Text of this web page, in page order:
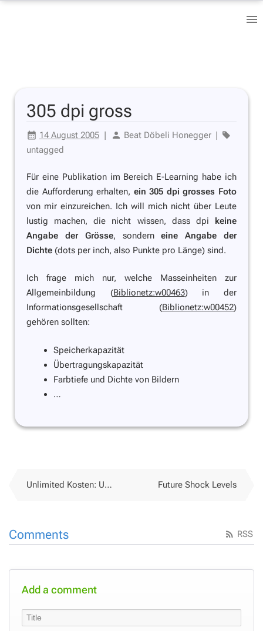
305 dpi gross
14 August 2005 | Beat Döbeli Honegger |
untagged
Für eine Publikation im Bereich E-Learning habe ich
die Aufforderung erhalten, ein 305 dpi grosses Foto
von mir einzureichen. Ich will mich nicht über Leute
lustig machen, die nicht wissen, dass dpi keine
Angabe der Grösse, sonderneine Angabe der
Dichte (dots per inch, also Punkte pro Länge) sind.
Ich frage mich nur, welche Masseinheiten zur
Allgemeinbildung (Biblionetz:w00463) in der
Informationsgesellschaft (Biblionetz:w00452)
gehören sollten:
Speicherkapazität
Übertragungskapazität
Farbtiefe und Dichte von Bildern
…
Unlimited Kosten: Unknown Kosten? Future Shock Levels
RSS
Comments
Add a comment